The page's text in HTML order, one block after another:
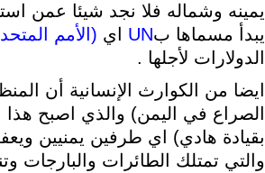
يمينه وشماله فلا نجد شيئا عمن
يبدأ مسماها بUN اي (الأمم
الدولارات لأجلها .
ايضا من الكوارث الإنسانية أن
الصراع في اليمن) والذي اصبح
بقيادة هادي) اي طرفين يمنيين
والتي تمتلك الطائرات والبارجات